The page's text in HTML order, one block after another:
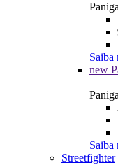
Saiba
new
Saiba
Streetfighter